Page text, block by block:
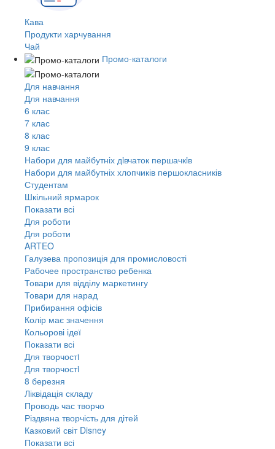
Кава
Продукти харчування
Чай
Промо-каталоги
Для навчання
Для навчання
6 клас
7 клас
8 клас
9 клас
Набори для майбутніх дiвчаток першачкiв
Набори для майбутніх хлопчиків першокласників
Студентам
Шкільний ярмарок
Показати всі
Для роботи
Для роботи
ARTEO
Галузева пропозиція для промисловості
Рабочее пространство ребенка
Товари для відділу маркетингу
Товари для нарад
Прибирання офісів
Колір має значення
Кольорові ідеї
Показати всі
Для творчостi
Для творчостi
8 березня
Ліквідація складу
Проводь час творчо
Різдвяна творчість для дітей
Казковий світ Disney
Показати всі